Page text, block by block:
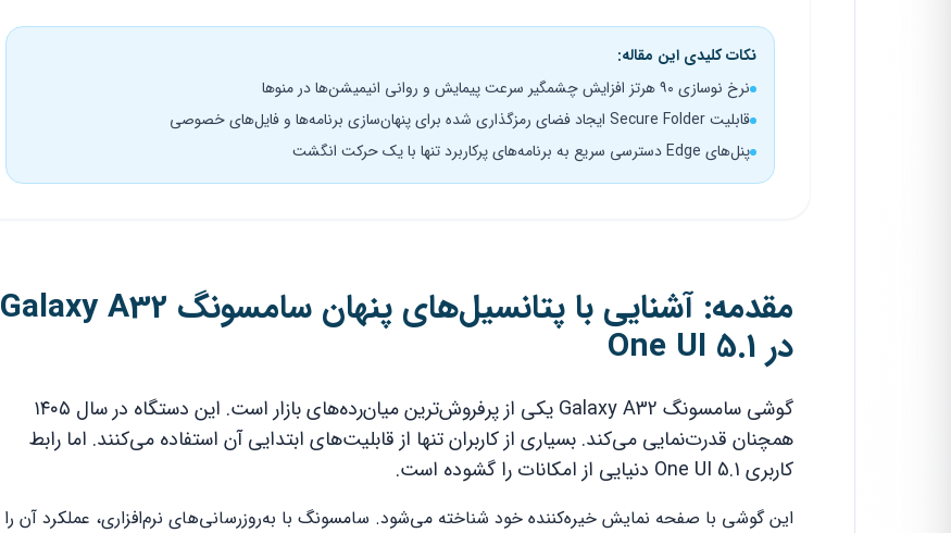
نکات کلیدی این مقاله:
نرخ نوسازی ۹۰ هرتز افزایش چشمگیر سرعت پیمایش و روانی انیمیشن‌ها در منوها
قابلیت Secure Folder ایجاد فضای رمزگذاری شده برای پنهان‌سازی برنامه‌ها و فایل‌های خصوصی
پنل‌های Edge دسترسی سریع به برنامه‌های پرکاربرد تنها با یک حرکت انگشت
مقدمه: آشنایی با پتانسیل‌های پنهان سامسونگ Galaxy A32
در One UI 5.1
گوشی سامسونگ Galaxy A32 یکی از پرفروش‌ترین میان‌رده‌های بازار است. این دستگاه در سال ۱۴۰۵
همچنان قدرت‌نمایی می‌کند. بسیاری از کاربران تنها از قابلیت‌های ابتدایی آن استفاده می‌کنند. اما رابط
کاربری One UI 5.1 دنیایی از امکانات را گشوده است.
این گوشی با صفحه نمایش خیره‌کننده خود شناخته می‌شود. سامسونگ با به‌روزرسانی‌های نرم‌افزاری، عملکرد آن را